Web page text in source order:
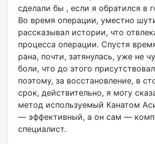
сделали бы , если я обратился в
Во время операции, уместно
рассказывал истории, что
процесса операции. Спустя
рана, почти, затянулась, уже не
боли, что до этого
поэтому, за восстановление, в
срок, действительно, я могу
метод используемый Канатом
— эффективный, а он сам —
специалист.